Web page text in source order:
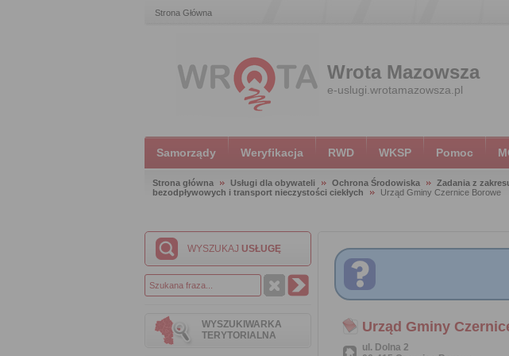
Strona Główna
Wrota Mazowsza
e-uslugi.wrotamazowsza.pl
Samorządy Weryfikacja RWD WKSP Pomoc
Strona główna Usługi dla obywateli Ochrona Środowiska Zadania z
bezodpływowych i transport nieczystości ciekłych
Urząd Gminy Czernice Borowe
WYSZUKAJ USŁUGĘ
WYSZUKIWARKA
TERYTORIALNA
Urząd Gminy
ul. Dolna 2